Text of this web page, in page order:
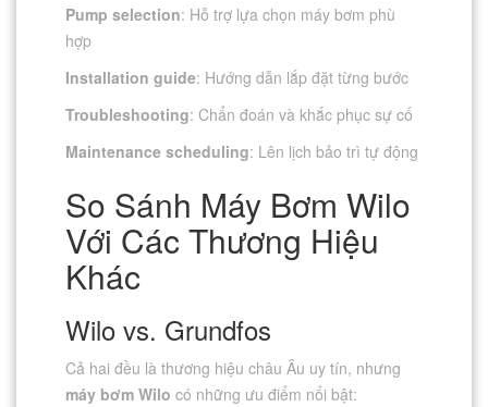
Pump selection: Hỗ trợ lựa chọn máy bơm phù
hợp
Installation guide: Hướng dẫn lắp đặt từng bước
Troubleshooting: Chẩn đoán và khắc phục sự cố
Maintenance scheduling: Lên lịch bảo trì tự động
So Sánh Máy Bơm Wilo
Với Các Thương Hiệu
Khác
Wilo vs. Grundfos
Cả hai đều là thương hiệu châu Âu uy tín, nhưng
máy bơm Wilo có những ưu điểm nổi bật: